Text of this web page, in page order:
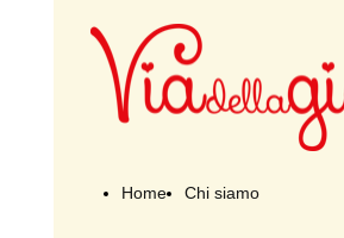
Home Chi siamo